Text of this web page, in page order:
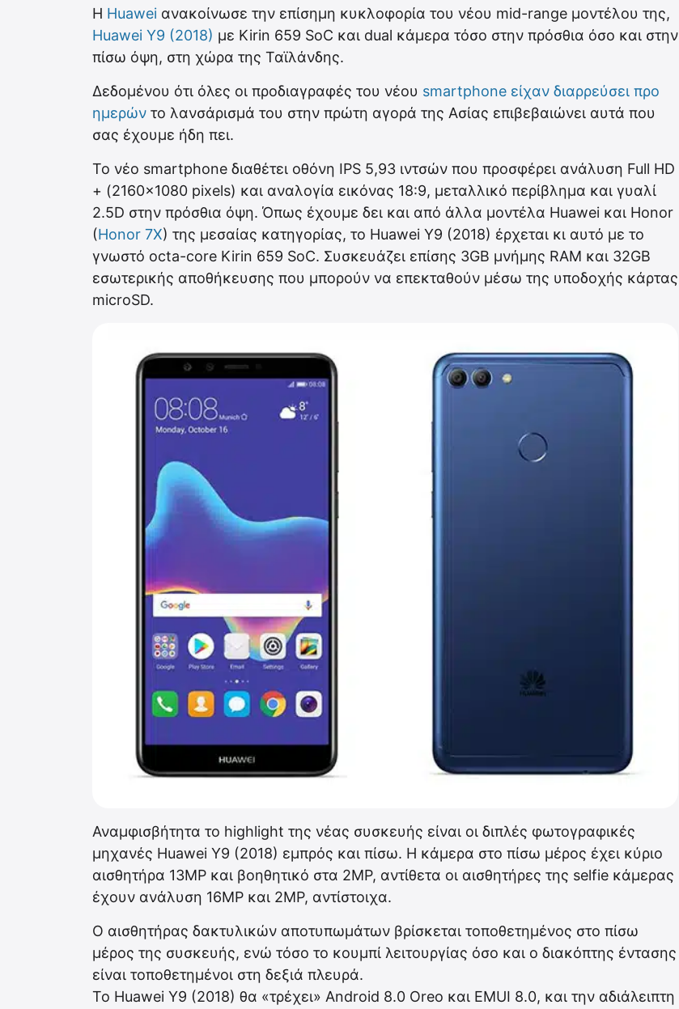
Η Huawei ανακοίνωσε την επίσημη κυκλοφορία του νέου mid-range μοντέλου της,
Huawei Y9 (2018) με Kirin 659 SoC και dual κάμερα τόσο στην πρόσθια όσο και στην
πίσω όψη, στη χώρα της Ταϊλάνδης.
Δεδομένου ότι όλες οι προδιαγραφές του νέου smartphone είχαν διαρρεύσει προ
ημερών το λανσάρισμά του στην πρώτη αγορά της Ασίας επιβεβαιώνει αυτά που
σας έχουμε ήδη πει.
Το νέο smartphone διαθέτει οθόνη IPS 5,93 ιντσών που προσφέρει ανάλυση Full HD
+ (2160×1080 pixels) και αναλογία εικόνας 18:9, μεταλλικό περίβλημα και γυαλί
2.5D στην πρόσθια όψη. Όπως έχουμε δει και από άλλα μοντέλα Huawei και Honor
(Honor 7X) της μεσαίας κατηγορίας, το Huawei Y9 (2018) έρχεται κι αυτό με το
γνωστό octa-core Kirin 659 SoC. Συσκευάζει επίσης 3GB μνήμης RAM και 32GB
εσωτερικής αποθήκευσης που μπορούν να επεκταθούν μέσω της υποδοχής κάρτας
microSD.
Αναμφισβήτητα το highlight της νέας συσκευής είναι οι διπλές φωτογραφικές
μηχανές Huawei Y9 (2018) εμπρός και πίσω. Η κάμερα στο πίσω μέρος έχει κύριο
αισθητήρα 13MP και βοηθητικό στα 2MP, αντίθετα οι αισθητήρες της selfie κάμερας
έχουν ανάλυση 16MP και 2MP, αντίστοιχα.
Ο αισθητήρας δακτυλικών αποτυπωμάτων βρίσκεται τοποθετημένος στο πίσω
μέρος της συσκευής, ενώ τόσο το κουμπί λειτουργίας όσο και ο διακόπτης έντασης
είναι τοποθετημένοι στη δεξιά πλευρά.
Το Huawei Y9 (2018) θα «τρέχει» Android 8.0 Oreo και EMUI 8.0, και την αδιάλειπτη